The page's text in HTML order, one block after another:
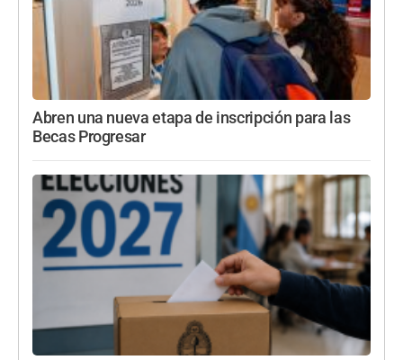
Abren una nueva etapa de inscripción para las
Becas Progresar